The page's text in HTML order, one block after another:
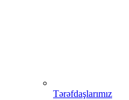
Tərəfdaşlarımız